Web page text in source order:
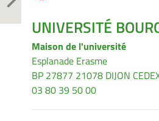
UNIVERSITÉ
Maison de l'université
Esplanade Erasme
BP 27877 21078 DIJON
03 80 39 50 00